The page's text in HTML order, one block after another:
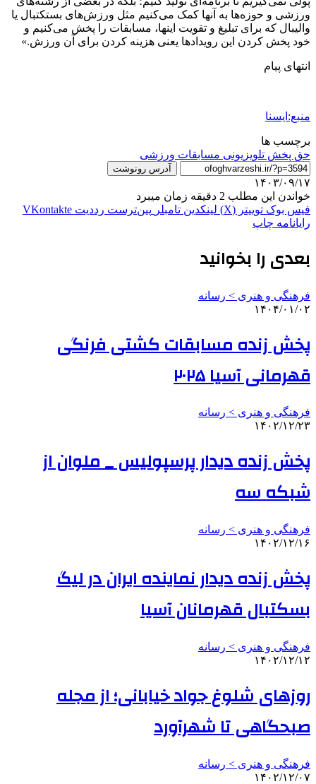
ورزشی و حوزه‌ها به آنها کمک می‌کنیم مثل ورزش‌های بستکتبال یا
والیبال که برای تبلیغ و تقویت اینها، مسابقات را پخش می‌کنیم و
خود پخش کردن این رویدادها یعنی هزینه کردن برای آن ورزش.»
انتهای پیام
منبع:ایسنا
برچسب ها
حق پخش تلویزیونی مسابقات ورزشی
آدرس رونوشت
۱۴۰۳/۰۹/۱۷
خواندن این مطلب 2 دقیقه زمان میبرد
فیس بوک توییتر (X) لینکدین ‫تامبلر ‫پین‌ترست ‫رددیت ‫VKontakte
رایانامه چاپ
بعدی را بخوانید
فرهنگی و هنری > رسانه
۱۴۰۴/۰۱/۰۲
پخش زنده مسابقات کشتی فرنگی
قهرمانی آسیا ۲۰۲۵
فرهنگی و هنری > رسانه
۱۴۰۲/۱۲/۲۳
پخش زنده دیدار پرسپولیس _ ملوان از
شبکه سه
فرهنگی و هنری > رسانه
۱۴۰۲/۱۲/۱۶
پخش زنده دیدار نماینده ایران در لیگ
بسکتبال قهرمانان آسیا
فرهنگی و هنری > رسانه
۱۴۰۲/۱۲/۱۲
روزهای شلوغ جواد خیابانی؛ از مجله
صبحگاهی تا شهرآورد
فرهنگی و هنری > رسانه
۱۴۰۲/۱۲/۰۷